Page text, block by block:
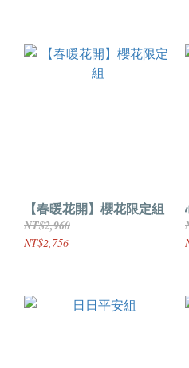
【春暖花開】櫻花限定組
NT$2,960
NT$2,756